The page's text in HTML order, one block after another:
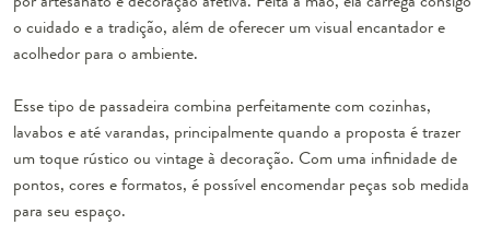
o cuidado e a tradição, além de oferecer um visual encantador e
acolhedor para o ambiente.
Esse tipo de passadeira combina perfeitamente com cozinhas,
lavabos e até varandas, principalmente quando a proposta é trazer
um toque rústico ou vintage à decoração. Com uma infinidade de
pontos, cores e formatos, é possível encomendar peças sob medida
para seu espaço.